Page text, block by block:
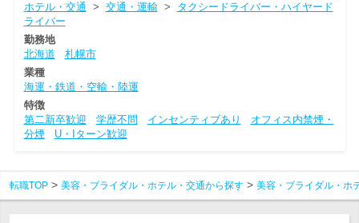
ホテル・交通 > 交通・運輸> タクシードライバー・ハイヤード
ライバー
勤務地
北海道
札幌市
業種
海運・鉄道・空輸・陸運
特徴
第二新卒歓迎
学歴不問 インセンティブあり
オフィス内禁煙・
分煙
U・Iターン歓迎
転職TOP 美容・ブライダル・ホテル・交通から探す 美容・ブライダル・ホ